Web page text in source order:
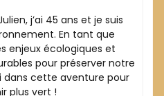
j’ai 45 ans et je suis
En tant que
enjeux écologiques et
pour préserver notre
dans cette aventure pour
plus vert !